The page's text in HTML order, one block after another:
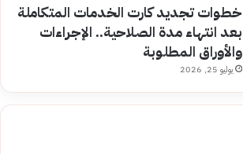
خطوات تجديد كارت الخدمات المتكاملة
بعد انتهاء مدة الصلاحية.. الإجراءات
والأوراق المطلوبة
يوليو 25, 2026